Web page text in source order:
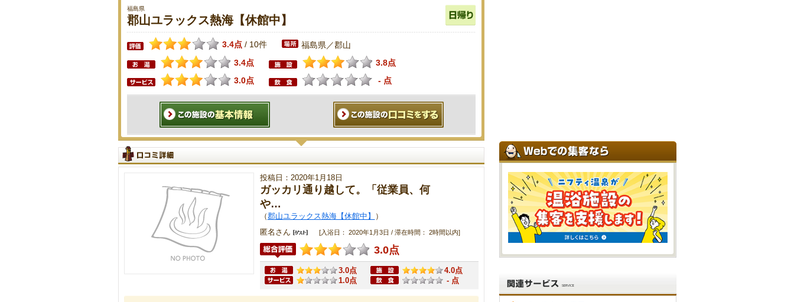
福島県
郡山ユラックス熱海【休館中】
3.4点 / 10件 福島県／郡山
3.4点
3.8点
3.0点
- 点
投稿日：2020年1月18日
ガッカリ通り越して。「従業員、何
や…
（郡山ユラックス熱海【休館中】
）
匿名さん
[入浴日： 2020年1月3日 / 滞在時間： 2時間以内]
3.0点
3.0点
4.0点
1.0点
- 点